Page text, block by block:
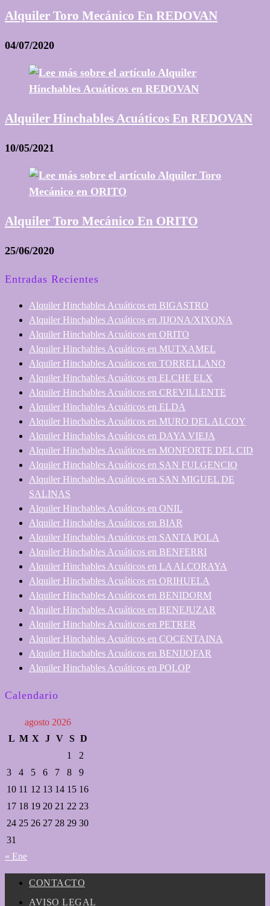
Alquiler Toro Mecánico En REDOVAN
04/07/2020
Alquiler Hinchables Acuáticos En REDOVAN
10/05/2021
Alquiler Toro Mecánico En ORITO
25/06/2020
Entradas Recientes
Alquiler Hinchables Acuáticos en BIGASTRO
Alquiler Hinchables Acuáticos en JIJONA/XIXONA
Alquiler Hinchables Acuáticos en ORITO
Alquiler Hinchables Acuáticos en MUTXAMEL
Alquiler Hinchables Acuáticos en TORRELLANO
Alquiler Hinchables Acuáticos en ELCHE ELX
Alquiler Hinchables Acuáticos en CREVILLENTE
Alquiler Hinchables Acuáticos en ELDA
Alquiler Hinchables Acuáticos en MURO DEL ALCOY
Alquiler Hinchables Acuáticos en DAYA VIEJA
Alquiler Hinchables Acuáticos en MONFORTE DEL CID
Alquiler Hinchables Acuáticos en SAN FULGENCIO
Alquiler Hinchables Acuáticos en SAN MIGUEL DE
SALINAS
Alquiler Hinchables Acuáticos en ONIL
Alquiler Hinchables Acuáticos en BIAR
Alquiler Hinchables Acuáticos en SANTA POLA
Alquiler Hinchables Acuáticos en BENFERRI
Alquiler Hinchables Acuáticos en LA ALCORAYA
Alquiler Hinchables Acuáticos en ORIHUELA
Alquiler Hinchables Acuáticos en BENIDORM
Alquiler Hinchables Acuáticos en BENEJUZAR
Alquiler Hinchables Acuáticos en PETRER
Alquiler Hinchables Acuáticos en COCENTAINA
Alquiler Hinchables Acuáticos en BENIJOFAR
Alquiler Hinchables Acuáticos en POLOP
Calendario
agosto 2026
L M X J V S D
1
2
3
4 5 6 7 8
9
10 11 12 13 14 15 16
17 18 19 20 21 22 23
24 25 26 27 28 29 30
31
« Ene
CONTACTO
AVISO LEGAL